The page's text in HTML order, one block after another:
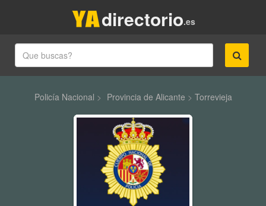
.es
directorio
Policía Nacional > Provincia de Alicante > Torrevieja